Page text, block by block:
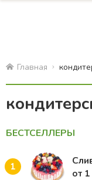
Главная
БЕСТСЕЛЛЕРЫ
1
от